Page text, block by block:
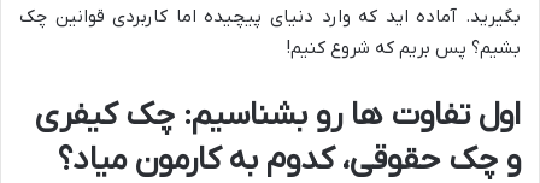
بگیرید. آماده اید که وارد دنیای پیچیده اما کاربردی قوانین چک
بشیم؟ پس بریم که شروع کنیم!
اول تفاوت ها رو بشناسیم: چک کیفری
و چک حقوقی، کدوم به کارمون میاد؟